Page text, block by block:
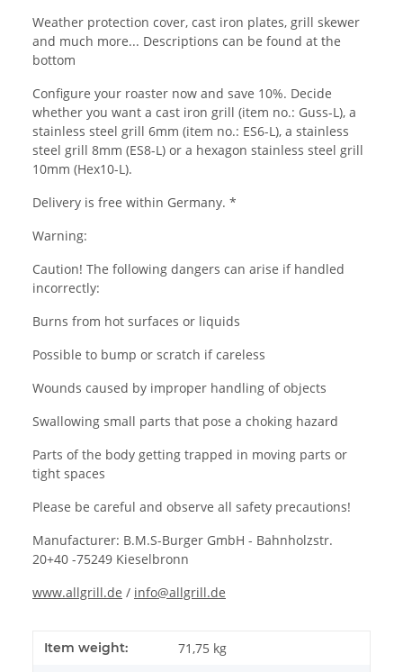
Weather protection cover, cast iron plates, grill skewer
and much more... Descriptions can be found at the
bottom
Configure your roaster now and save 10%. Decide
whether you want a cast iron grill (item no.: Guss-L), a
stainless steel grill 6mm (item no.: ES6-L), a stainless
steel grill 8mm (ES8-L) or a hexagon stainless steel grill
10mm (Hex10-L).
Delivery is free within Germany. *
Warning:
Caution! The following dangers can arise if handled
incorrectly:
Burns from hot surfaces or liquids
Possible to bump or scratch if careless
Wounds caused by improper handling of objects
Swallowing small parts that pose a choking hazard
Parts of the body getting trapped in moving parts or
tight spaces
Please be careful and observe all safety precautions!
Manufacturer: B.M.S-Burger GmbH - Bahnholzstr.
20+40 -75249 Kieselbronn
www.allgrill.de / info@allgrill.de
Item weight: 71,75 kg